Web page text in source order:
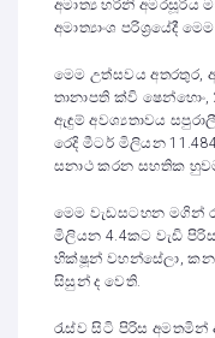
අමාත්‍ය හරිනි අමරසූරිය
අමාත්‍යාංශ පරිශ්‍රයේදී
මෙම උත්සවය අතරතුර,
තානාපති ක්වි ෂෙන්හොං,
ඇඳුම් අවශ්‍යතාවය
රෙදි මීටර් මිලියන
සනාථ කරන සහතික
මෙම වැඩසටහන මගින්
මිලියන 4.4කට වැඩි
භික්ෂූන් වහන්සේලා,
සිසුන් ද වෙති.
රැස්ව සිටි පිරිස අමතමින්